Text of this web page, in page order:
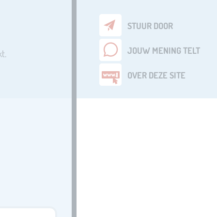
STUUR DOOR
JOUW MENING TELT
OVER DEZE SITE